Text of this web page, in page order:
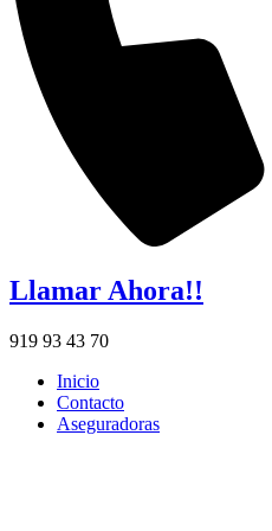
Llamar Ahora!!
919 93 43 70
Inicio
Contacto
Aseguradoras